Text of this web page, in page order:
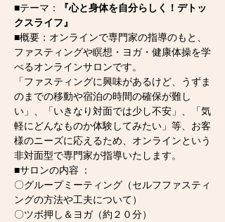
■テーマ：
『心と身体を自分らしく！デトッ
クスライフ』
■概要：オンラインで専門家の指導のもと、
ファスティングや瞑想・ヨガ・健康体操を学
べるオンラインサロンです。
「ファスティングに興味があるけど、うずま
のまでの移動や宿泊の時間の確保が難し
い」、「いきなり対面では少し不安」、「気
軽にどんなものか体験してみたい」等、お客
様のニーズに応えるため、オンラインという
非対面型で専門家が指導いたします。
■サロンの内容 ：
〇グループミーティング（セルフファスティ
ングの方法や工夫について）
〇ツボ押し＆ヨガ（約２０分）